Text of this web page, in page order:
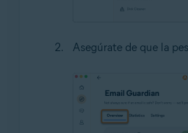
Asegúrate de que la